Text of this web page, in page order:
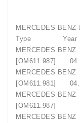
Type Year
MERCEDES
[OM611.987]
MERCEDES
[OM611.981]
MERCEDES
MERCEDES